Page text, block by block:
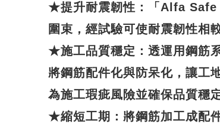
★提升耐震韌性 ：「Alfa
圍束，經試驗可使耐震韌性相
★施工品質穩定 ：透運用鋼筋
將鋼筋配件化與防呆化，讓工
為施工瑕疵風險並確保品質穩定
★縮短工期 ：將鋼筋加工成配